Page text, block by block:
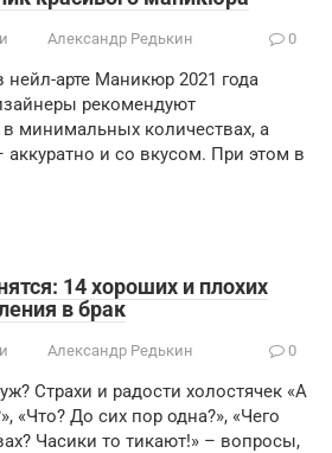
Александр Редькин 0
арте Маникюр 2021 года
рекомендуют
минимальных количествах, а
и со вкусом. При этом в
14 хороших и плохих
в брак
Александр Редькин 0
Страхи и радости холостячек «А
«Что? До сих пор одна?», «Чего
Часики то тикают!» – вопросы,